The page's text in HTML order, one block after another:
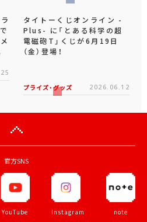
タイトーくじオンライン -
Plus- に「とある科学の超
電磁砲T」くじが6月19日
（金）登場！
プライズ・グッズ 2026.06.12
官方SNS
YouTube Instagram note